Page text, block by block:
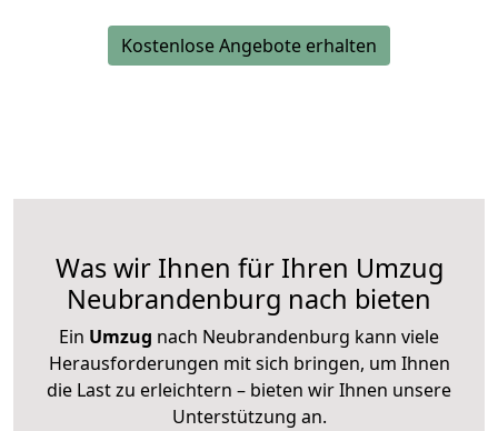
Kostenlose Angebote erhalten
Was wir Ihnen für Ihren Umzug
Neubrandenburg nach bieten
Ein Umzug nach Neubrandenburg kann viele
Herausforderungen mit sich bringen, um Ihnen
die Last zu erleichtern – bieten wir Ihnen unsere
Unterstützung an.